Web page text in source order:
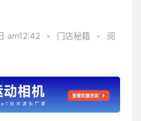
am12:42 • 门店秘籍 •
阅